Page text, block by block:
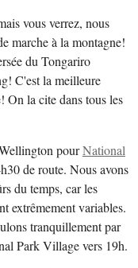
vous verrez, nous
marche à la montagne!
du Tongariro
C'est la meilleure
On la cite dans tous les
pourNational
de route. Nous avons
du temps, car les
extrêmement variables.
tranquillement par
Park Village vers 19h.